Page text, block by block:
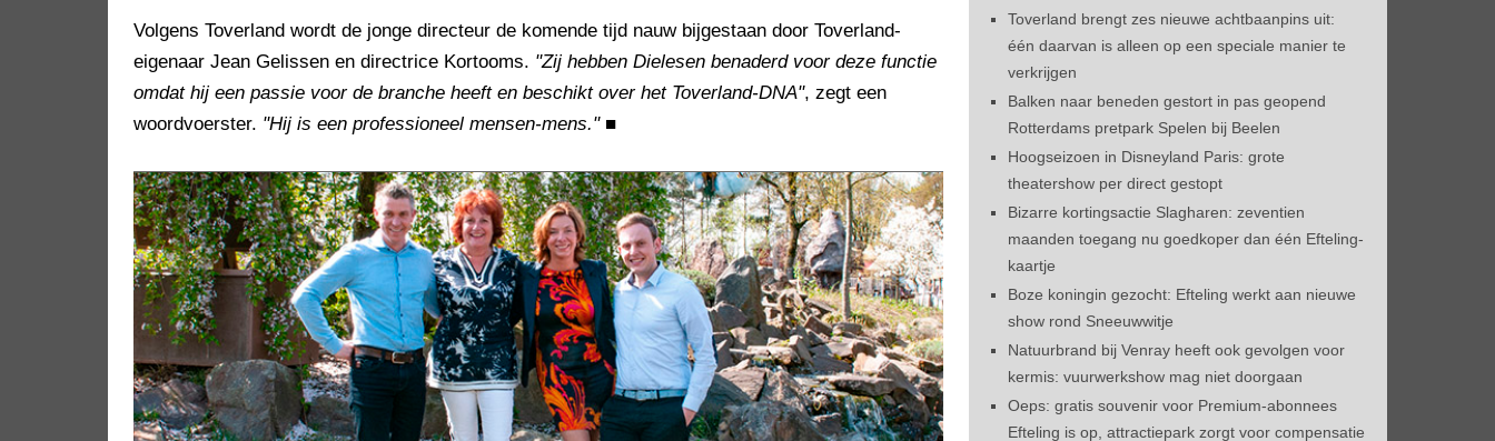
Volgens Toverland wordt de jonge directeur de komende tijd nauw bijgestaan door Toverland-
eigenaar Jean Gelissen en directrice Kortooms. "Zij hebben Dielesen benaderd voor deze functie
omdat hij een passie voor de branche heeft en beschikt over het Toverland-DNA", zegt een
woordvoerster. "Hij is een professioneel mensen-mens." ■
Toverland brengt zes nieuwe achtbaanpins uit:
één daarvan is alleen op een speciale manier te
verkrijgen
Balken naar beneden gestort in pas geopend
Rotterdams pretpark Spelen bij Beelen
Hoogseizoen in Disneyland Paris: grote
theatershow per direct gestopt
Bizarre kortingsactie Slagharen: zeventien
maanden toegang nu goedkoper dan één Efteling-
kaartje
Boze koningin gezocht: Efteling werkt aan nieuwe
show rond Sneeuwwitje
Natuurbrand bij Venray heeft ook gevolgen voor
kermis: vuurwerkshow mag niet doorgaan
Oeps: gratis souvenir voor Premium-abonnees
Efteling is op, attractiepark zorgt voor compensatie